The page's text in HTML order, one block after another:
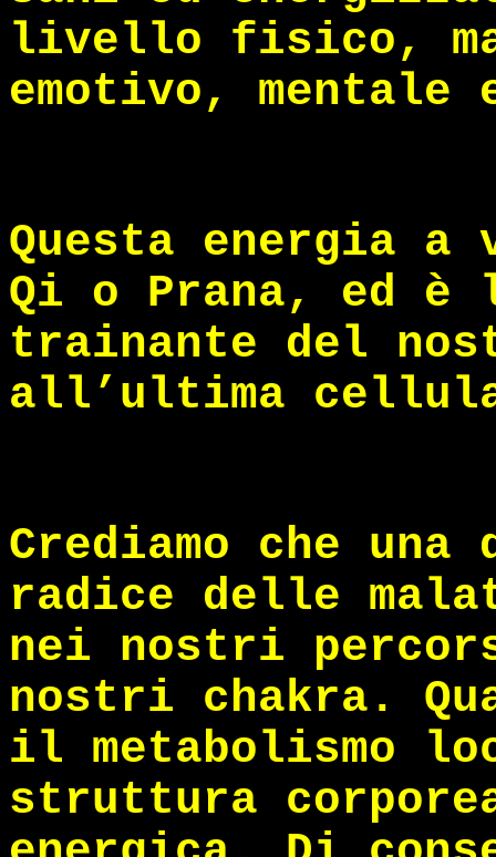
livello fisico,
emotivo,
Questa energia a
Qi o Prana, ed
trainante del
all’ultima
Crediamo che
radice delle
nei nostri
nostri chakra.
il metabolismo
struttura